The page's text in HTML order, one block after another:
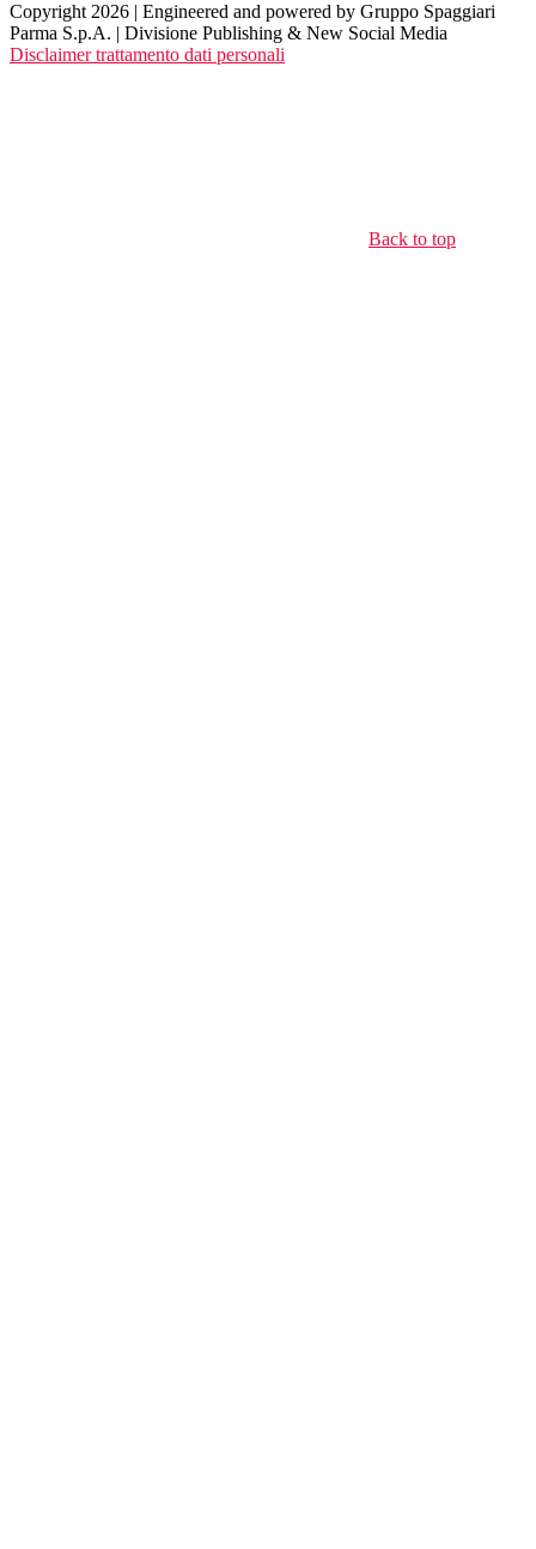
Copyright 2026 | Engineered and powered by Gruppo Spaggiari
Parma S.p.A. | Divisione Publishing & New Social Media
Disclaimer trattamento dati personali
Back to top